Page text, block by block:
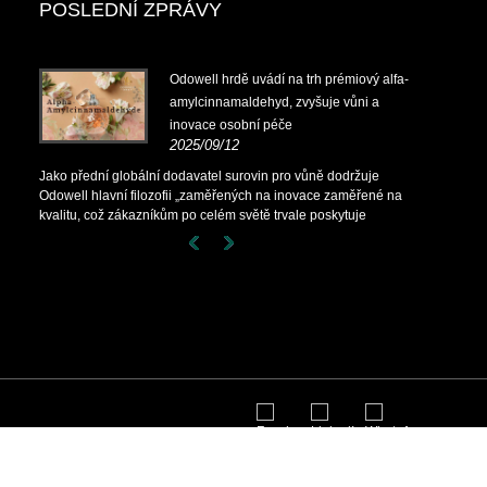
POSLEDNÍ ZPRÁVY
Odowell hrdě uvádí na trh prémiový alfa-
amylcinnamaldehyd, zvyšuje vůni a
inovace osobní péče
2025/09/12
Jako přední globální dodavatel surovin pro vůně dodržuje
Odowell hlavní filozofii „zaměřených na inovace zaměřené na
kvalitu, což zákazníkům po celém světě trvale poskytuje